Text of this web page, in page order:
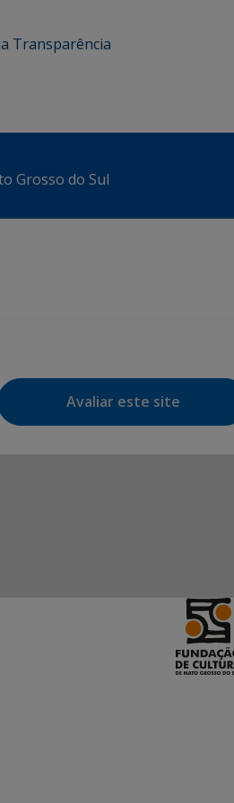
Transparência
Grosso do Sul
Avaliar este site